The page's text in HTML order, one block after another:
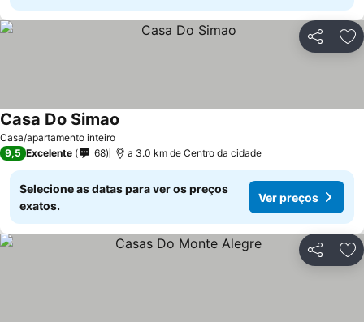
Partilhar
Casa/apartamento inteiro
Casa Do Simao
9,5 Excelente 68 a 3.0 km de Centro da cidade
Selecione as datas para ver os preços
exatos.
Ver preços
Partilhar